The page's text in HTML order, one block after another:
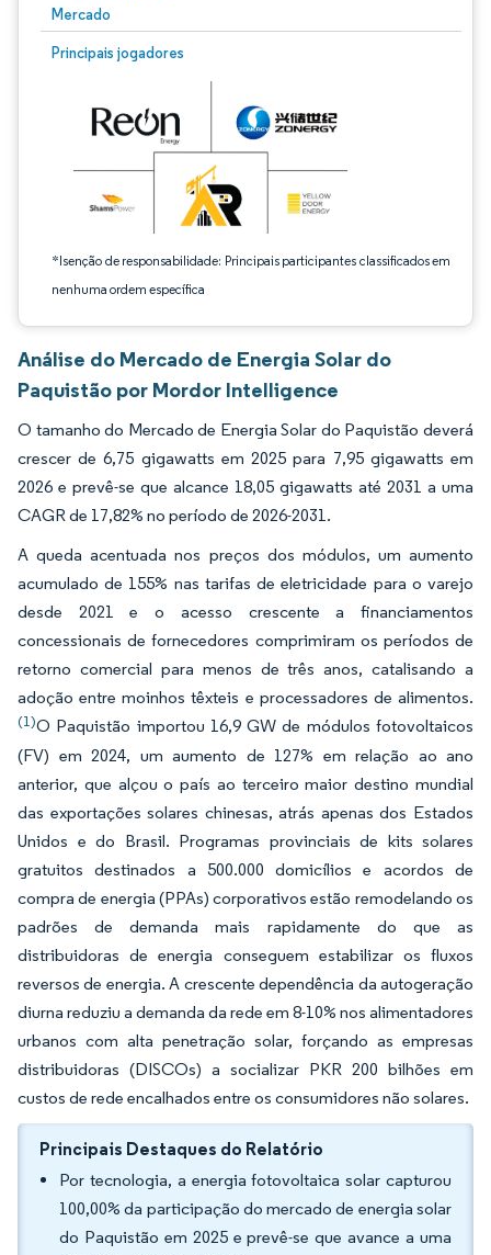
Mercado
Principais jogadores
*Isenção de responsabilidade: Principais participantes classificados em
nenhuma ordem específica
Imagem © Mordor Intelligence. O reuso requer atribuição conforme CC BY 4.0.
Análise do Mercado de Energia Solar do
Paquistão por Mordor Intelligence
O tamanho do Mercado de Energia Solar do Paquistão deverá
crescer de 6,75 gigawatts em 2025 para 7,95 gigawatts em
2026 e prevê-se que alcance 18,05 gigawatts até 2031 a uma
CAGR de 17,82% no período de 2026-2031.
A queda acentuada nos preços dos módulos, um aumento
acumulado de 155% nas tarifas de eletricidade para o varejo
desde 2021 e o acesso crescente a financiamentos
concessionais de fornecedores comprimiram os períodos de
retorno comercial para menos de três anos, catalisando a
adoção entre moinhos têxteis e processadores de alimentos.
(1)O Paquistão importou 16,9 GW de módulos fotovoltaicos
(FV) em 2024, um aumento de 127% em relação ao ano
anterior, que alçou o país ao terceiro maior destino mundial
das exportações solares chinesas, atrás apenas dos Estados
Unidos e do Brasil. Programas provinciais de kits solares
gratuitos destinados a 500.000 domicílios e acordos de
compra de energia (PPAs) corporativos estão remodelando os
padrões de demanda mais rapidamente do que as
distribuidoras de energia conseguem estabilizar os fluxos
reversos de energia. A crescente dependência da autogeração
diurna reduziu a demanda da rede em 8-10% nos alimentadores
urbanos com alta penetração solar, forçando as empresas
distribuidoras (DISCOs) a socializar PKR 200 bilhões em
custos de rede encalhados entre os consumidores não solares.
Principais Destaques do Relatório
Por tecnologia, a energia fotovoltaica solar capturou
100,00% da participação do mercado de energia solar
do Paquistão em 2025 e prevê-se que avance a uma